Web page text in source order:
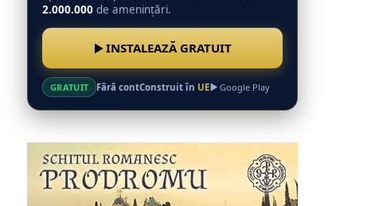
2.000.000 de amenințări.
INSTALEAZĂ GRATUIT
GRATUIT Fără contConstruit în UE Google Play